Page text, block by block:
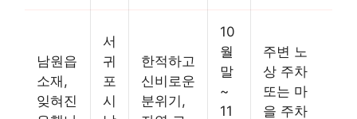
남원읍
소재,
잊혀진
서
귀
포
시
한적하고
신비로운
분위기,
10
월
말
~
11
주변 노
상 주차
또는 마
을 주차